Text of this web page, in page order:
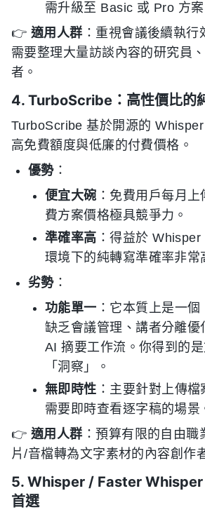
需升級至 Basic 或 Pro 方案
👉 適用人群 ：重視會議後續執行
需要整理大量訪談內容的研究員
者。
4. TurboScribe：高性價比的
TurboScribe 基於開源的
高免費額度與低廉的付費價格。
優勢：
便宜大碗 ：免費用戶每月
費方案價格極具競爭力。
準確率高 ：得益於
環境下的純轉寫準確率非常
劣勢：
功能單一 ：它本質上是一個
缺乏會議管理、講者分離優
AI 摘要工作流。你得到的
「洞察」。
無即時性 ：主要針對上傳
需要即時查看逐字稿的場景
👉 適用人群 ：預算有限的自由
片/音檔轉為文字素材的內容創作
5. Whisper / Faster Whisper
首選